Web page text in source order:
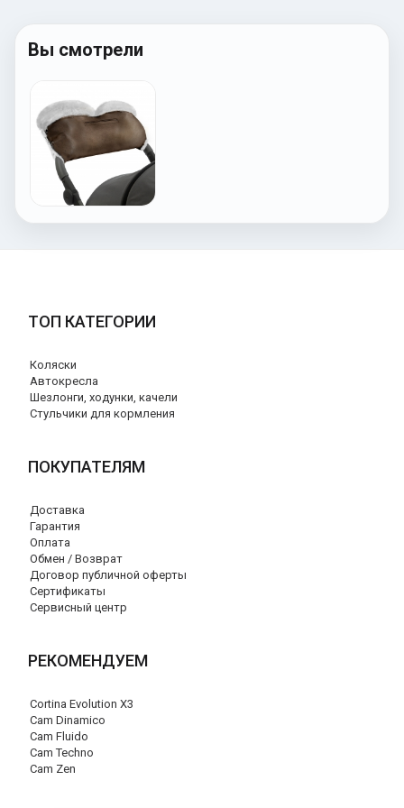
Вы смотрели
ТОП КАТЕГОРИИ
Коляски
Автокресла
Шезлонги, ходунки, качели
Стульчики для кормления
ПОКУПАТЕЛЯМ
Доставка
Гарантия
Оплата
Обмен / Возврат
Договор публичной оферты
Сертификаты
Сервисный центр
РЕКОМЕНДУЕМ
Cortina Evolution X3
Cam Dinamico
Cam Fluido
Cam Techno
Cam Zen